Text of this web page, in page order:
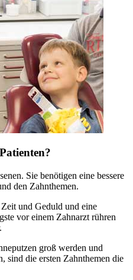
Sie benötigen eine bessere
den Zahnthemen.
und Geduld und eine
vor einem Zahnarzt rühren
groß werden und
sind die ersten Zahnthemen die